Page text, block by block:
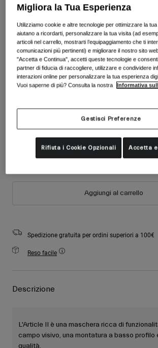
Accessori
Maschere
Guanti
Ricambi
Vedi tutto
Vedi tutto
Utilizzo
All Mountain
Backcountry
Vedi tutto
Colore -
Unica
selezionato
Aggiungi al carrello
Spedizione gratuita per ordini superiori a 100€
Reso facile
Descrizione
L'Article II è una maschera ricca di
campo visivo, una montatura a basso
qualità.
Migliora la Tua Esperienza
Utilizziamo cookie e altre tecnologie per ottimizzare la
aiutano a ricordarti, personalizzare la tua visita (ad
articoli nel carrello, mostrarti l’equipaggiamento che ti
comunicazioni più pertinenti) e migliorare il nostro sito
"Accetta e Continua", accetti queste tecnologie e
partner di fiducia di raccogliere, utilizzare e condividere
interazioni online per personalizzare la tua esperienza
Vuoi saperne di più? Consulta la nostra
Informativa
Gestisci Preferenze
Rifiuta i Cookie Opzionali Accetta